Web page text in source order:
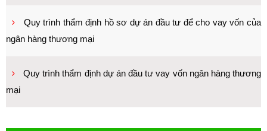
Quy trình thẩm định hồ sơ dự án đầu tư để cho vay vốn của
ngân hàng thương mại
Quy trình thẩm định dự án đầu tư vay vốn ngân hàng thương
mại